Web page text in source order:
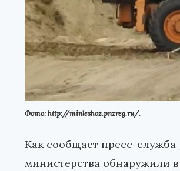
Фото: http://minleshoz.pnzreg.ru/.
Как сообщает пресс-служба
министерства обнаружили